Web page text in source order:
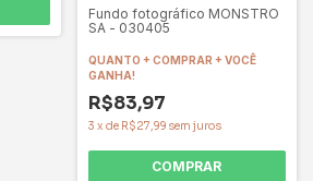
Fundo fotográfico MONSTRO
SA - 030405
QUANTO + COMPRAR + VOCÊ
GANHA!
R$83,97
3 x de R$27,99 sem juros
COMPRAR